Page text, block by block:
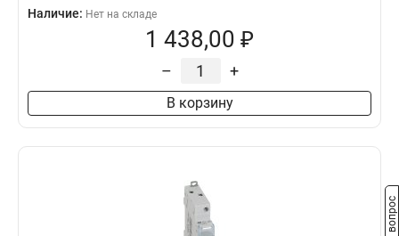
Наличие: Нет на складе
1 438,00 ₽
– +
В корзину